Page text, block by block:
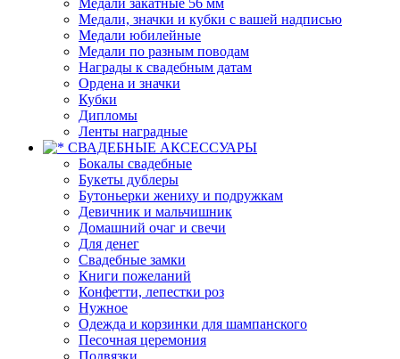
Медали закатные 56 мм
Медали, значки и кубки с вашей надписью
Медали юбилейные
Медали по разным поводам
Награды к свадебным датам
Ордена и значки
Кубки
Дипломы
Ленты наградные
СВАДЕБНЫЕ АКСЕССУАРЫ
Бокалы свадебные
Букеты дублеры
Бутоньерки жениху и подружкам
Девичник и мальчишник
Домашний очаг и свечи
Для денег
Свадебные замки
Книги пожеланий
Конфетти, лепестки роз
Нужное
Одежда и корзинки для шампанского
Песочная церемония
Подвязки